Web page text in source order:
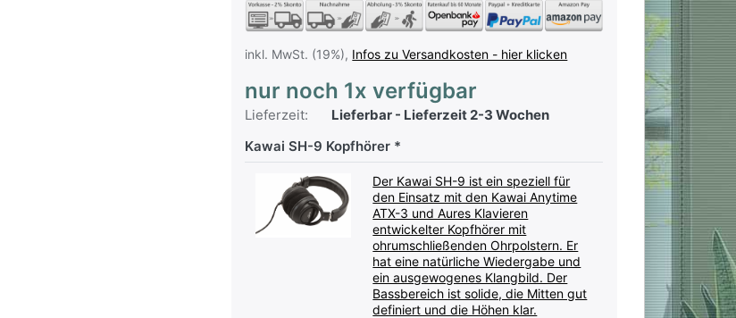
inkl. MwSt. (19%), Infos zu Versandkosten - hier klicken
nur noch 1x verfügbar
Lieferzeit:
Lieferbar - Lieferzeit 2-3 Wochen
Kawai SH-9 Kopfhörer
Der Kawai SH-9 ist ein speziell für
den Einsatz mit den Kawai Anytime
ATX-3 und Aures Klavieren
entwickelter Kopfhörer mit
ohrumschließenden Ohrpolstern. Er
hat eine natürliche Wiedergabe und
ein ausgewogenes Klangbild. Der
Bassbereich ist solide, die Mitten gut
definiert und die Höhen klar.